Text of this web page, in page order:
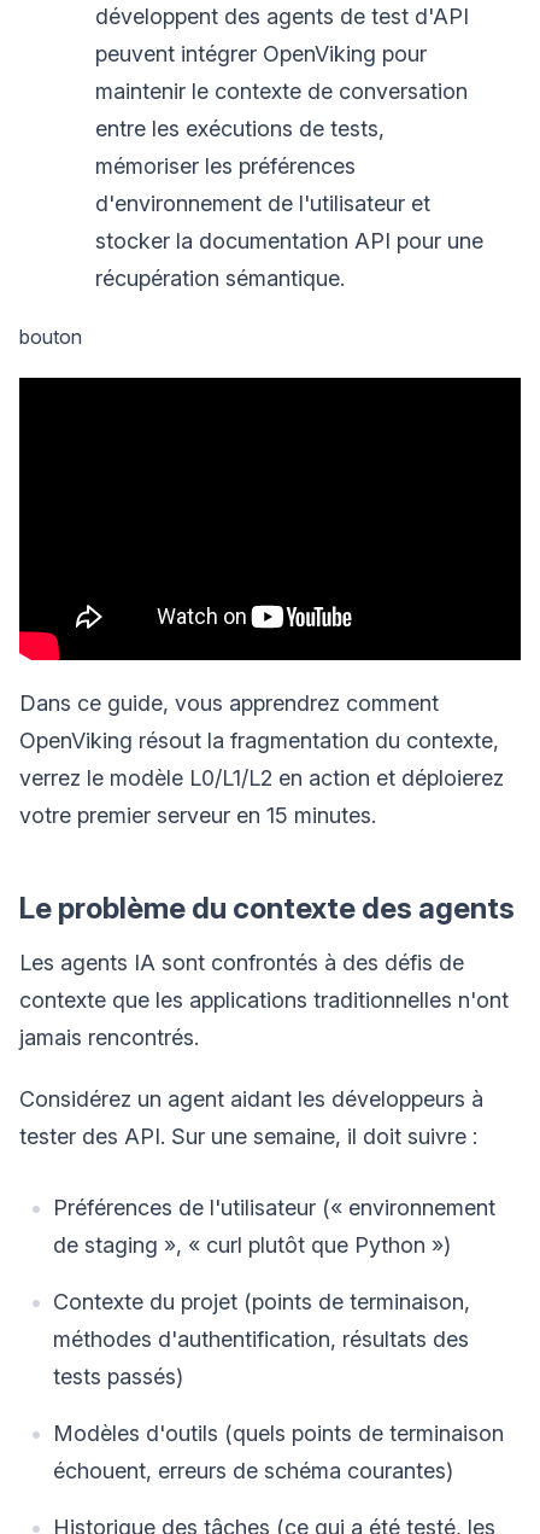
développent des agents de test d'API
peuvent intégrer OpenViking pour
maintenir le contexte de conversation
entre les exécutions de tests,
mémoriser les préférences
d'environnement de l'utilisateur et
stocker la documentation API pour une
récupération sémantique.
bouton
Dans ce guide, vous apprendrez comment
OpenViking résout la fragmentation du contexte,
verrez le modèle L0/L1/L2 en action et déploierez
votre premier serveur en 15 minutes.
Le problème du contexte des agents
Les agents IA sont confrontés à des défis de
contexte que les applications traditionnelles n'ont
jamais rencontrés.
Considérez un agent aidant les développeurs à
tester des API. Sur une semaine, il doit suivre :
Préférences de l'utilisateur (« environnement
de staging », « curl plutôt que Python »)
Contexte du projet (points de terminaison,
méthodes d'authentification, résultats des
tests passés)
Modèles d'outils (quels points de terminaison
échouent, erreurs de schéma courantes)
Historique des tâches (ce qui a été testé, les